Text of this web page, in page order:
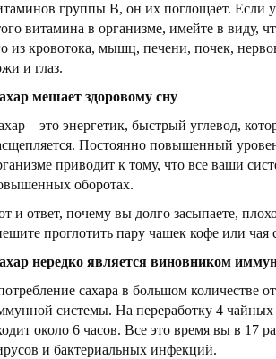
группы В, он их поглощает. Если у
витамина в организме, имейте в виду,
из кровотока, мышц, печени, почек,
и глаз.
мешает здоровому сну
– это энергетик, быстрый углевод,
Постоянно повышенный
приводит к тому, что все ваши
оборотах.
и ответ, почему вы долго засыпаете,
проглотить пару чашек кофе или чая
нередко является виновником
сахара в большом количестве
системы. На переработку 4 чайных
около 6 часов. Все это время вы в 17
и бактериальных инфекций.